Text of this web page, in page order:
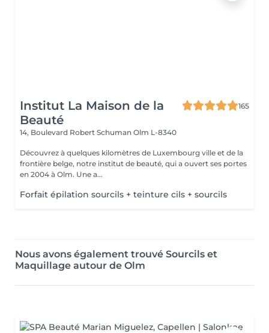
Institut La Maison de la
Beauté
165
14, Boulevard Robert Schuman Olm L-8340
Découvrez à quelques kilomètres de Luxembourg ville et de la
frontière belge, notre institut de beauté, qui a ouvert ses portes
en 2004 à Olm. Une a...
Forfait épilation sourcils + teinture cils + sourcils
Nous avons également trouvé Sourcils et
Maquillage autour de Olm